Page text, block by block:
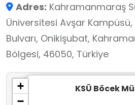
sunmaktadır. Biyolojik
önüne seren müze,
gizemli ve renkli dünyasını
Aralarında literatüre yeni
"Kahramanmaraşensis" gibi
bulunduğu koleksiyon,
Adres: Kahramanmaraş
Üniversitesi Avşar Kampüsü,
Bulvarı, Onikişubat,
Bölgesi, 46050, Türkiye
KSÜ Böcek
+
−